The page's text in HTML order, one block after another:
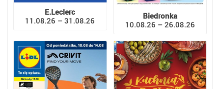
E.Leclerc
11.08.26 – 31.08.26
Biedronka
10.08.26 – 26.08.26